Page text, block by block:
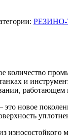
количество
и
новое